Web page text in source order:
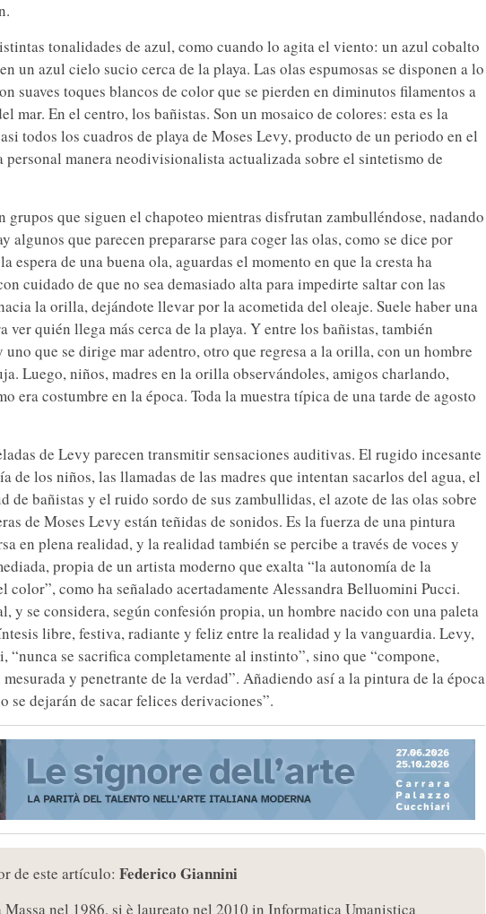
tonalidades de azul, como cuando lo agita el viento: un azul cobalto
un azul cielo sucio cerca de la playa. Las olas espumosas se disponen a lo
suaves toques blancos de color que se pierden en diminutos filamentos a
mar. En el centro, los bañistas. Son un mosaico de colores: esta es la
todos los cuadros de playa de Moses Levy, producto de un periodo en el
personal manera neodivisionalista actualizada sobre el sintetismo de
grupos que siguen el chapoteo mientras disfrutan zambulléndose, nadando
algunos que parecen prepararse para coger las olas, como se dice por
espera de una buena ola, aguardas el momento en que la cresta ha
cuidado de que no sea demasiado alta para impedirte saltar con las
la orilla, dejándote llevar por la acometida del oleaje. Suele haber una
ver quién llega más cerca de la playa. Y entre los bañistas, también
uno que se dirige mar adentro, otro que regresa a la orilla, con un hombre
Luego, niños, madres en la orilla observándoles, amigos charlando,
era costumbre en la época. Toda la muestra típica de una tarde de agosto
de Levy parecen transmitir sensaciones auditivas. El rugido incesante
de los niños, las llamadas de las madres que intentan sacarlos del agua, el
bañistas y el ruido sordo de sus zambullidas, el azote de las olas sobre
de Moses Levy están teñidas de sonidos. Es la fuerza de una pintura
en plena realidad, y la realidad también se percibe a través de voces y
propia de un artista moderno que exalta “la autonomía de la
color”, como ha señalado acertadamente Alessandra Belluomini Pucci.
y se considera, según confesión propia, un hombre nacido con una paleta
libre, festiva, radiante y feliz entre la realidad y la vanguardia. Levy,
“nunca se sacrifica completamente al instinto”, sino que “compone,
y penetrante de la verdad”. Añadiendo así a la pintura de la época
se dejarán de sacar felices derivaciones”.
de este artículo: Federico Giannini
Massa nel 1986, si è laureato nel 2010 in Informatica Umanistica